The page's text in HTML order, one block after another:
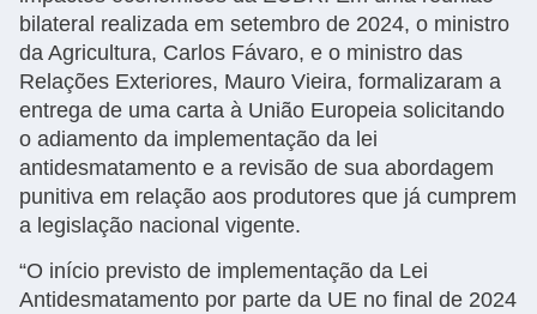
bilateral realizada em setembro de 2024, o ministro
da Agricultura, Carlos Fávaro, e o ministro das
Relações Exteriores, Mauro Vieira, formalizaram a
entrega de uma carta à União Europeia solicitando
o adiamento da implementação da lei
antidesmatamento e a revisão de sua abordagem
punitiva em relação aos produtores que já cumprem
a legislação nacional vigente.
“O início previsto de implementação da Lei
Antidesmatamento por parte da UE no final de 2024